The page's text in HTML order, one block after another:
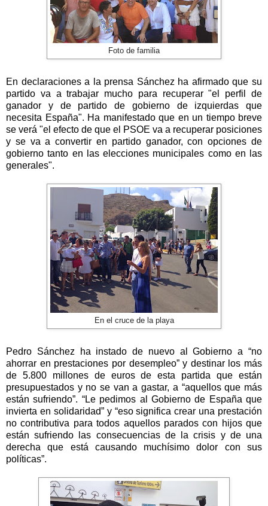
Foto de familia
En declaraciones a la prensa Sánchez ha afirmado que su
partido va a trabajar mucho para recuperar "el perfil de
ganador y de partido de gobierno de izquierdas que
necesita España". Ha manifestado que en un tiempo breve
se verá "el efecto de que el PSOE va a recuperar posiciones
y se va a convertir en partido ganador, con opciones de
gobierno tanto en las elecciones municipales como en las
generales".
En el cruce de la playa
Pedro Sánchez ha instado de nuevo al Gobierno a “no
ahorrar en prestaciones por desempleo” y destinar los más
de 5.800 millones de euros de esta partida que están
presupuestados y no se van a gastar, a “aquellos que más
están sufriendo”. “Le pedimos al Gobierno de España que
invierta en solidaridad” y “eso significa crear una prestación
no contributiva para todos aquellos parados con hijos que
están sufriendo las consecuencias de la crisis y de una
derecha que está causando muchísimo dolor con sus
políticas”.